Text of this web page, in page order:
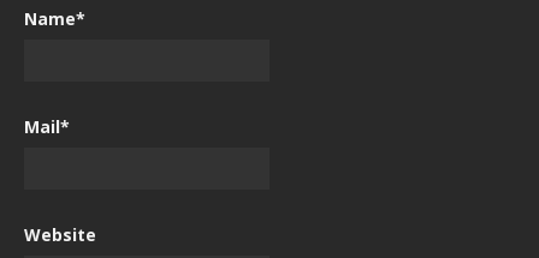
Name*
Mail*
Website